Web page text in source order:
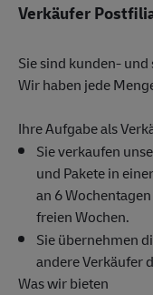
Verkäufer
Sie sind kunden-
Wir haben jede
Ihre Aufgabe als
Sie verkaufen
und Pakete in
an 6
freien Wochen.
Sie übernehmen
andere Verkäufer
Was wir bieten